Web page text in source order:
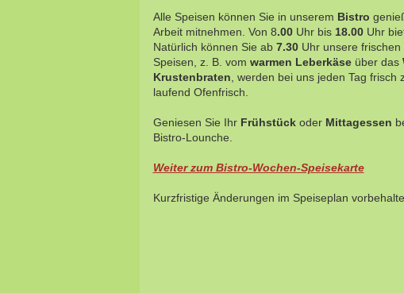
Alle Speisen können Sie in unserem Bistro
Arbeit mitnehmen. Von 8.00Uhr bis18.00 Uhr
Natürlich können Sie ab 7.30Uhr unsere frischen
Speisen, z. B. vom warmen Leberkäseüber das
Krustenbraten , werden bei uns jeden Tag frisch
laufend Ofenfrisch.
Geniesen Sie Ihr Frühstückoder Mittagessen
Bistro-Lounche.
Weiter zum Bistro-Wochen-Speisekarte
Kurzfristige Änderungen im Speiseplan